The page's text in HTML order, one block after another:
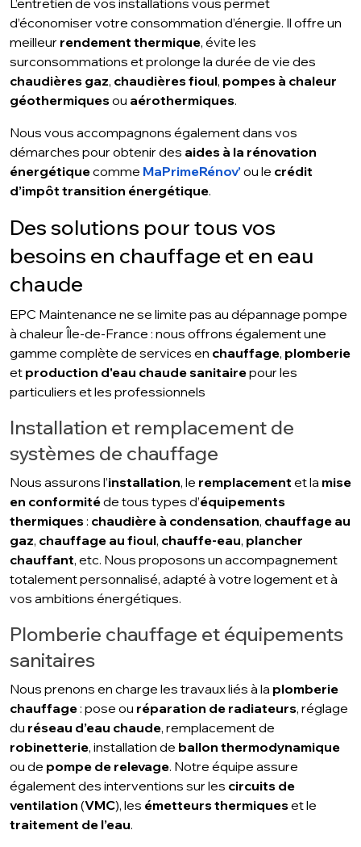
L’entretien de vos installations vous permet
d’économiser votre consommation d’énergie. Il offre un
meilleur rendement thermique, évite les
surconsommations et prolonge la durée de vie des
chaudières gaz, chaudières fioul, pompes à chaleur
géothermiquesou aérothermiques.
Nous vous accompagnons également dans vos
démarches pour obtenir des aides à la rénovation
énergétiquecomme MaPrimeRénov’ou le crédit
d’impôt transition énergétique.
Des solutions pour tous vos
besoins en chauffage et en eau
chaude
EPC Maintenance ne se limite pas au dépannage pompe
à chaleur Île-de-France : nous offrons également une
gamme complète de services en chauffage, plomberie
et production d'eau chaude sanitairepour les
particuliers et les professionnels
Installation et remplacement de
systèmes de chauffage
Nous assurons l’installation, le remplacement et la mise
en conformitéde tous types d’équipements
thermiques: chaudière à condensation, chauffage au
gaz, chauffage au fioul, chauffe-eau, plancher
chauffant, etc. Nous proposons un accompagnement
totalement personnalisé, adapté à votre logement et à
vos ambitions énergétiques.
Plomberie chauffage et équipements
sanitaires
Nous prenons en charge les travaux liés à la plomberie
chauffage: pose ou réparation de radiateurs, réglage
du réseau d’eau chaude, remplacement de
robinetterie, installation de ballon thermodynamique
ou de pompe de relevage. Notre équipe assure
également des interventions sur les circuits de
ventilation (VMC), les émetteurs thermiqueset le
traitement de l’eau.